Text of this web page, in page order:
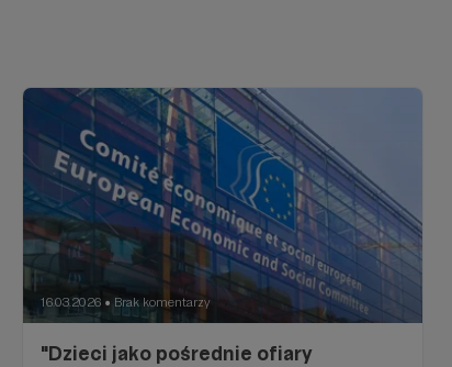
16.03.2026 ● Brak komentarzy
"Dzieci jako pośrednie ofiary